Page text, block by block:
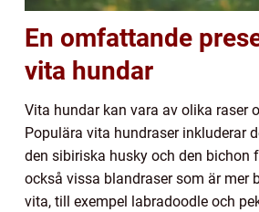
En omfattande
vita hundar
Vita hundar kan vara av olika raser
Populära vita hundraser inkluderar
den sibiriska husky och den bichon
också vissa blandraser som är mer
vita, till exempel labradoodle och